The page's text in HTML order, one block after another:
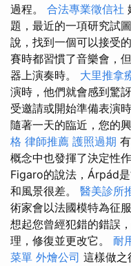
過程。 合法專業徵信社
題，最近的一項研究試
說，找到一個可以接受
賽時都習慣了音樂會，
器上演奏時。 大里推拿
演時，他們就會感到驚訝
受邀請或開始準備表演
隨著一天的臨近，您的
格 律師推薦 護照過期
概念中也發揮了決定性
Figaro的說法，Árpád
和風景很差。 醫美診所
術家會以法國模特為征
想起您曾經犯錯的錯誤
理，修復並更改它。 耐
菜單 外燴公司 這樣做之